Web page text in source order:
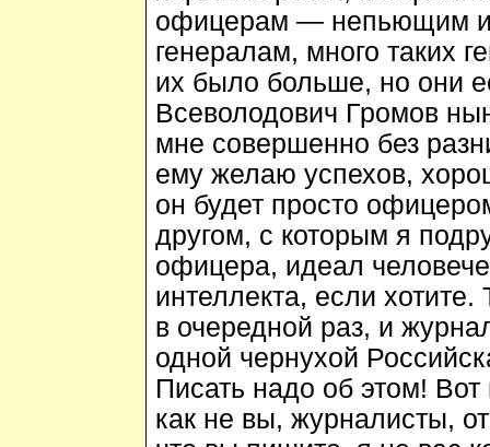
офицерам — непьющим и
генералам, много таких
их было больше, но они
Всеволодович Громов
мне совершенно без
ему желаю успехов,
он будет просто
другом, с которым я
офицера, идеал
интеллекта, если
в очередной раз, и
одной чернухой
Писать надо об этом!
как не вы, журналисты,